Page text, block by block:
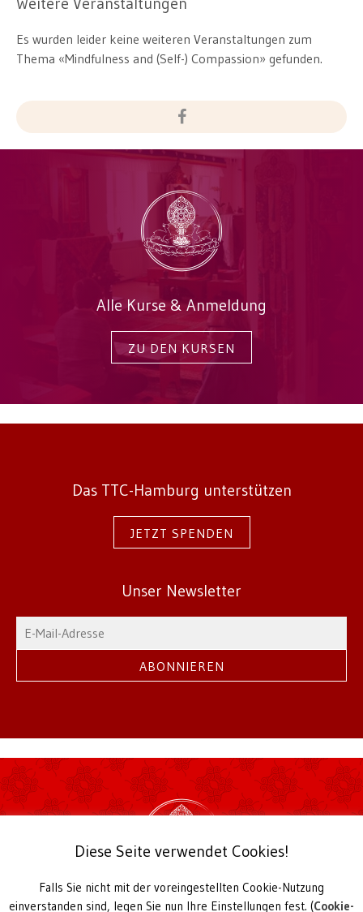
Es wurden leider keine weiteren Veranstaltungen zum
Thema «Mindfulness and (Self-) Compassion» gefunden.
Alle Kurse & Anmeldung
ZU DEN KURSEN
Das TTC-Hamburg unterstützen
JETZT SPENDEN
Unser Newsletter
2026 Theksum Tashi Chöling | © TTC Hamburg
Diese Seite verwendet Cookies!
Falls Sie nicht mit der voreingestellten Cookie-Nutzung
einverstanden sind, legen Sie nun Ihre Einstellungen fest. (Cookie-